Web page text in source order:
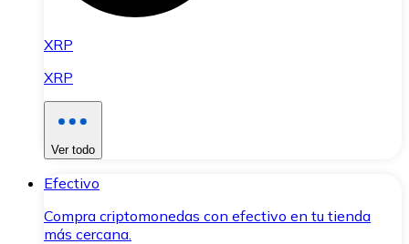
XRP
XRP
Ver todo
Efectivo
Compra criptomonedas con efectivo en tu tienda
más cercana.